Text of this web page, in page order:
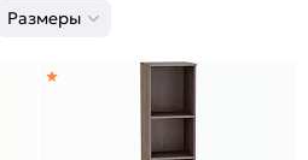
Размеры